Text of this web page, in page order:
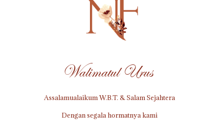
Walimatul Urus
Assalamualaikum W.B.T. & Salam Sejahtera
Dengan segala hormatnya kami